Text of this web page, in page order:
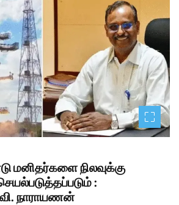
நிலவுக்கு
:
நாராயணன்